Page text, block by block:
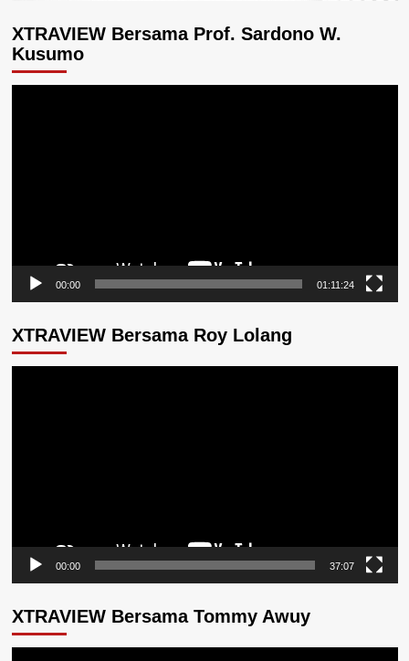
XTRAVIEW Bersama Prof. Sardono W.
Kusumo
00:00 01:11:24
XTRAVIEW Bersama Roy Lolang
00:00 37:07
XTRAVIEW Bersama Tommy Awuy